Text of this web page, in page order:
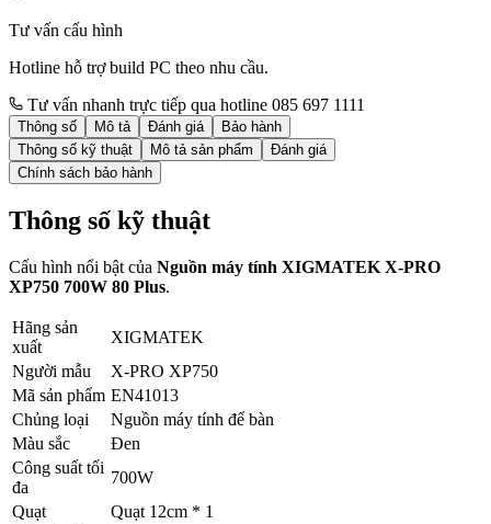
Tư vấn cấu hình
Hotline hỗ trợ build PC theo nhu cầu.
Tư vấn nhanh trực tiếp qua hotline 085 697 1111
Thông số Mô tả Đánh giá
Bảo hành
Thông số kỹ thuật
Mô tả sản phẩm
Đánh giá
Chính sách bảo hành
Thông số kỹ thuật
Cấu hình nổi bật của Nguồn máy tính XIGMATEK X-PRO
XP750 700W 80 Plus.
Hãng sản
xuất
XIGMATEK
Người mẫu
X-PRO XP750
Mã sản phẩm EN41013
Chủng loại
Nguồn máy tính để bàn
Màu sắc
Đen
Công suất tối
đa
700W
Quạt
Quạt 12cm * 1